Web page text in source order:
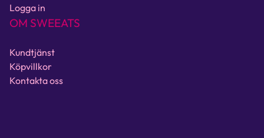
Logga in
OM SWEEATS
Kundtjänst
Köpvillkor
Kontakta oss